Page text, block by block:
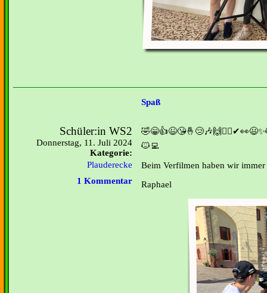
Spaß
Schüler:in WS2
Donnerstag, 11. Juli 2024
Kategorie:
Plauderecke
1 Kommentar
🐱‍💻
Beim Verfilmen haben wir
Raphael